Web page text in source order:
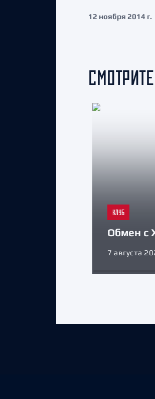
12 ноября 2014 г.
КЛУБ
Обмен с
7 августа